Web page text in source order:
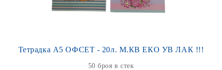
Тетрадка А5 ОФСЕТ - 20л. М.КВ ЕКО УВ ЛАК !!!
50 броя в стек